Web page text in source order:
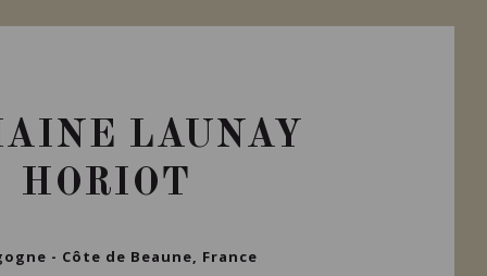
LAUNAY
HORIOT
- Côte de Beaune, France